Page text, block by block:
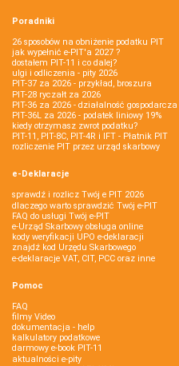
Poradniki
26 sposobów na obniżenie podatku PIT
jak wypełnić e-PIT'a 2027 ?
dostałem PIT-11 i co dalej?
ulgi i odliczenia - pity 2026
PIT-37 za 2026 - przykład, broszura
PIT-28 ryczałt za 2026
PIT-36 za 2026 - działalność gospodarcza
PIT-36L za 2026 - podatek liniowy 19%
kiedy otrzymasz zwrot podatku?
PIT-11, PIT-8C, PIT-4R i IFT - Płatnik PIT
rozliczenie PIT przez urząd skarbowy
e-Deklaracje
sprawdź i rozlicz Twój e PIT 2026
dlaczego warto sprawdzić Twój e-PIT
FAQ do usługi Twój e-PIT
e-Urząd Skarbowy obsługa online
kody weryfikacji UPO e-deklaracji
znajdź kod Urzędu Skarbowego
e-deklaracje VAT, CIT, PCC oraz inne
Pomoc
FAQ
filmy Video
dokumentacja - help
kalkulatory podatkowe
darmowy e-book PIT-11
aktualności e-pity